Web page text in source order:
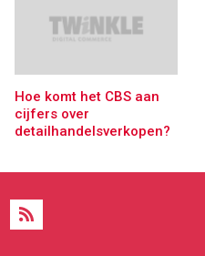
Hoe komt het CBS aan
cijfers over
detailhandelsverkopen?